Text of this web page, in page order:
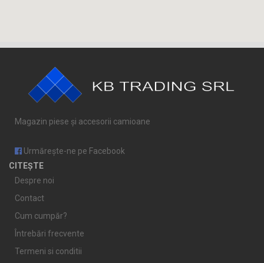
Magazin piese și accesorii camioane
Urmărește-ne pe Facebook
CITEȘTE
Despre noi
Contact
Cum cumpăr?
Întrebări frecvente
Termeni si conditii